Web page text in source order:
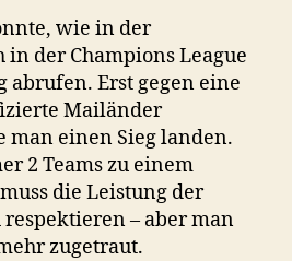
wie in der
in der Champions League
abrufen. Erst gegen eine
Mailänder
man einen Sieg landen.
2 Teams zu einem
die Leistung der
– aber man
zugetraut.